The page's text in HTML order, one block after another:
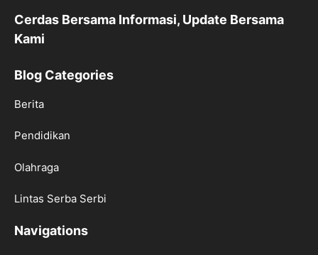
Cerdas Bersama Informasi, Update Bersama
Kami
Blog Categories
Berita
Pendidikan
Olahraga
Lintas Serba Serbi
Navigations